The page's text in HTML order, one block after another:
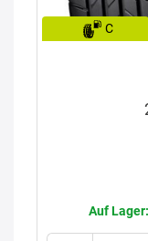
C
Auf